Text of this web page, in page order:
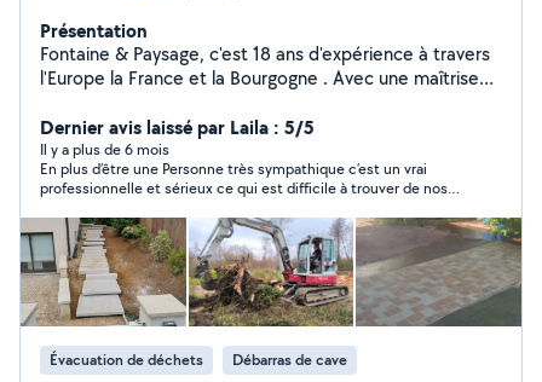
Présentation
Fontaine & Paysage, c'est 18 ans d'expérience à travers
l'Europe la France et la Bourgogne . Avec une maîtrise
automatique, en passant par l'éclairage de jardin, les
clôtures et portails, le pavage, le dallage, le
terrassement, les soutènements et les plantations et la
decoration de vos extérieurs. Ce qui m'épanouit le plus,
c'est la conception d'aménagements sur mesure. Je
réalise aussi des constructions bois comme des
pergolas, carports, et j'aménage vos espaces piscine. Je
propose la vente et l'installation de bains norvégiens,
braseros, et tout ce qui rend votre jardin unique.
Fontaine & Paysage, c'est votre partenaire passionné
pour sculpter vos extérieurs
Dernier avis laissé par Laila : 5/5
Il y a plus de 6 mois
En plus d’être une Personne très sympathique c’est un vrai
professionnelle et sérieux ce qui est difficile à trouver de nos
Évacuation de déchets Débarras de cave